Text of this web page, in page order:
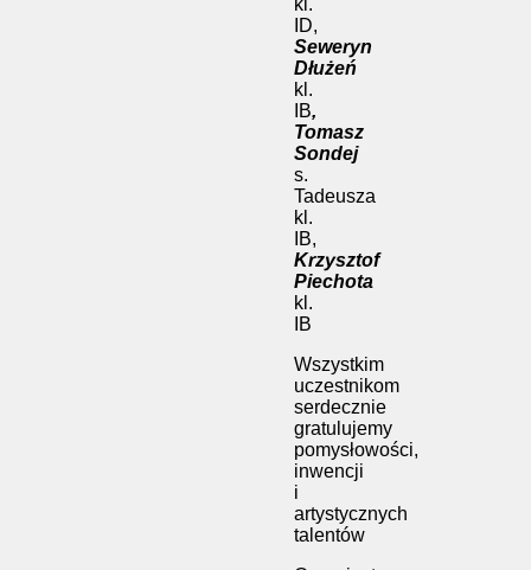
ID,
Seweryn
Dłużeń
kl.
IB,
Tomasz
Sondej
s.
Tadeusza
kl.
IB,
Krzysztof
Piechota
kl.
IB
Wszystkim
uczestnikom
serdecznie
gratulujemy
pomysłowości,
inwencji
i
artystycznych
talentów